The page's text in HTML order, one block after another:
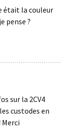
était la couleur
pense ?
sur la 2CV4
custodes en
Merci